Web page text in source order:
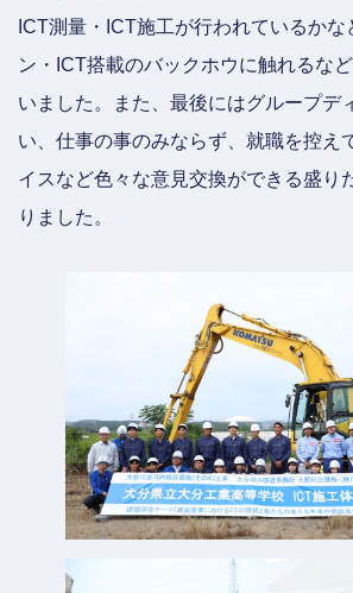
ICT測量・ICT施工が行われているか
ン・ICT搭載のバックホウに触れるな
いました。また、最後にはグループデ
い、仕事の事のみならず、就職を控え
イスなど色々な意見交換ができる盛り
りました。